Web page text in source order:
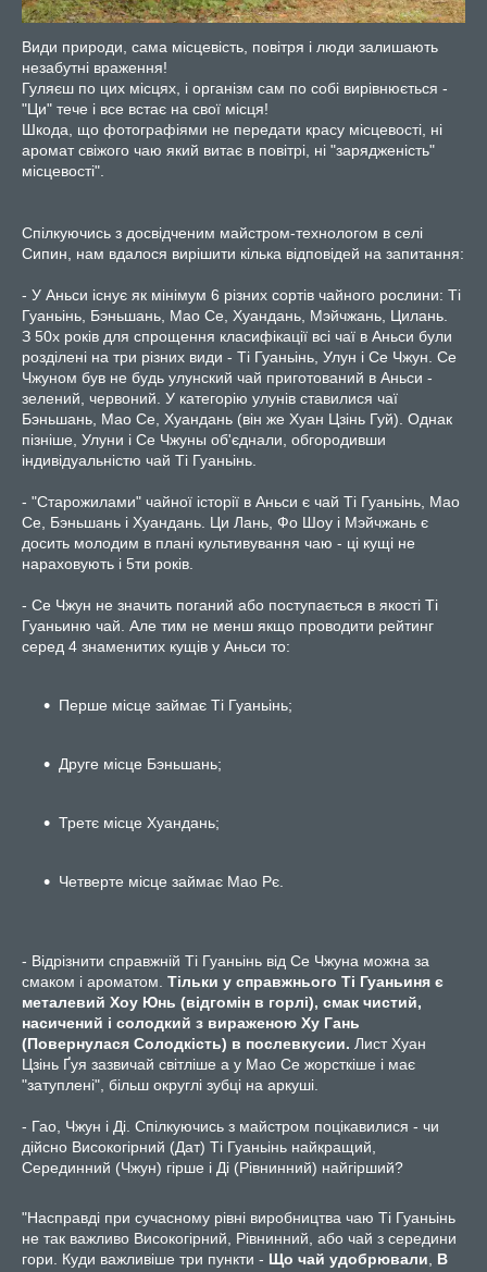
Види природи, сама місцевість, повітря і люди залишають
незабутні враження!
Гуляєш по цих місцях, і організм сам по собі вирівнюється -
"Ци" тече і все встає на свої місця!
Шкода, що фотографіями не передати красу місцевості, ні
аромат свіжого чаю який витає в повітрі, ні "зарядженість"
місцевості".
Спілкуючись з досвідченим майстром-технологом в селі
Сипин, нам вдалося вирішити кілька відповідей на запитання:
- У Аньси існує як мінімум 6 різних сортів чайного рослини: Ті
Гуаньінь, Бэньшань, Мао Се, Хуандань, Мэйчжань, Цилань.
З 50х років для спрощення класифікації всі чаї в Аньси були
розділені на три різних види - Ті Гуаньінь, Улун і Се Чжун. Се
Чжуном був не будь улунский чай приготований в Аньси -
зелений, червоний. У категорію улунів ставилися чаї
Бэньшань, Мао Се, Хуандань (він же Хуан Цзінь Гуй). Однак
пізніше, Улуни і Се Чжуны об'єднали, обгородивши
індивідуальністю чай Ті Гуаньінь.
- "Старожилами" чайної історії в Аньси є чай Ті Гуаньінь, Мао
Се, Бэньшань і Хуандань. Ци Лань, Фо Шоу і Мэйчжань є
досить молодим в плані культивування чаю - ці кущі не
нараховують і 5ти років.
- Се Чжун не значить поганий або поступається в якості Ті
Гуаньиню чай. Але тим не менш якщо проводити рейтинг
серед 4 знаменитих кущів у Аньси то:
Перше місце займає Ті Гуаньінь;
Друге місце Бэньшань;
Третє місце Хуандань;
Четверте місце займає Мао Рє.
- Відрізнити справжній Ті Гуаньінь від Се Чжуна можна за
смаком і ароматом. Тільки у справжнього Ті Гуаньиня є
металевий Хоу Юнь (відгомін в горлі), смак чистий,
насичений і солодкий з вираженою Ху Гань
(Повернулася Солодкість) в послевкусии. Лист Хуан
Цзінь Ґуя зазвичай світліше а у Мао Се жорсткіше і має
"затуплені", більш округлі зубці на аркуші.
- Гао, Чжун і Ді. Спілкуючись з майстром поцікавилися - чи
дійсно Високогірний (Дат) Ті Гуаньінь найкращий,
Серединний (Чжун) гірше і Ді (Рівнинний) найгірший?
"Насправді при сучасному рівні виробництва чаю Ті Гуаньінь
не так важливо Високогірний, Рівнинний, або чай з середини
гори. Куди важливіше три пункти - Що чай удобрювали
В